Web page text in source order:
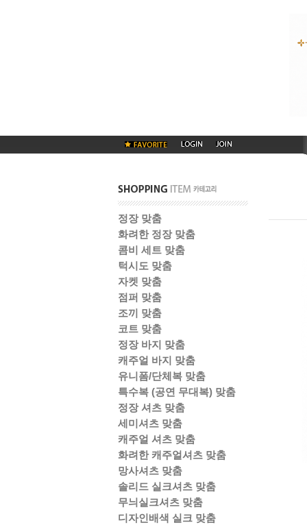
정장 맞춤
화려한 정장 맞춤
콤비 세트 맞춤
턱시도 맞춤
자켓 맞춤
점퍼 맞춤
조끼 맞춤
코트 맞춤
정장 바지 맞춤
캐주얼 바지 맞춤
유니폼/단체복 맞춤
특수복 (공연 무대복) 맞춤
정장 셔츠 맞춤
세미셔츠 맞춤
캐주얼 셔츠 맞춤
화려한 캐주얼셔츠 맞춤
망사셔츠 맞춤
솔리드 실크셔츠 맞춤
무늬실크셔츠 맞춤
디자인배색 실크 맞춤